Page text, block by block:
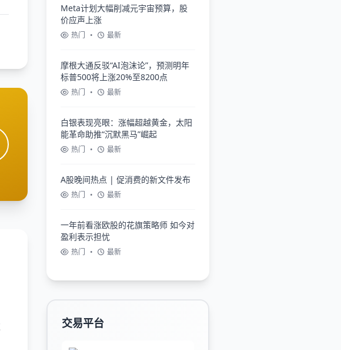
Meta计划大幅削减元宇宙预算，股
价应声上涨
热门 • 最新
摩根大通反驳“AI泡沫论”，预测明年
标普500将上涨20%至8200点
热门 • 最新
白银表现亮眼：涨幅超越黄金，太阳
能革命助推“沉默黑马”崛起
热门 • 最新
A股晚间热点 | 促消费的新文件发布
热门 • 最新
一年前看涨欧股的花旗策略师 如今对
盈利表示担忧
热门 • 最新
交易平台